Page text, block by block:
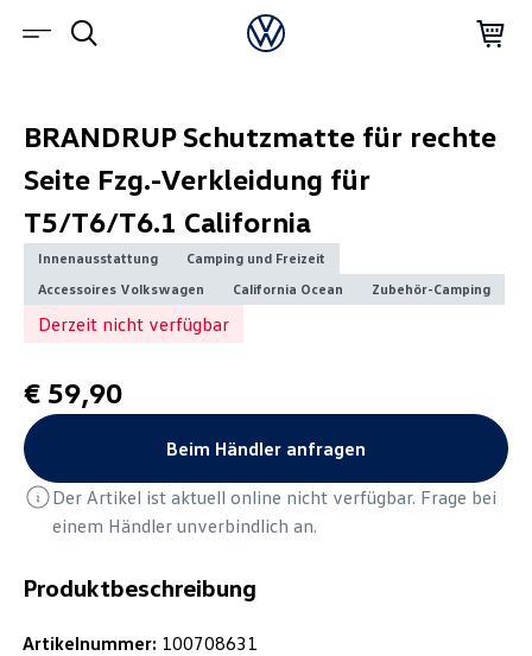
Produktbeschreibung
Artikelnummer: 100708631
BRANDRUP Schutzmatte für rechte
Seite Fzg.-Verkleidung für
T5/T6/T6.1 California
Innenausstattung
Camping und Freizeit
Accessoires Volkswagen
California Ocean Zubehör-Camping
Derzeit nicht verfügbar
€ 59,90
Beim Händler anfragen
Der Artikel ist aktuell online nicht verfügbar. Frage bei
einem Händler unverbindlich an.